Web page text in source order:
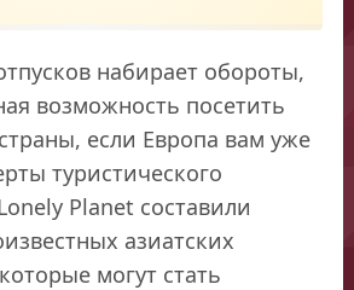
набирает обороты,
возможность посетить
если Европа вам уже
туристического
Planet составили
азиатских
могут стать